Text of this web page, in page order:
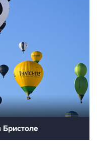
Бристоле